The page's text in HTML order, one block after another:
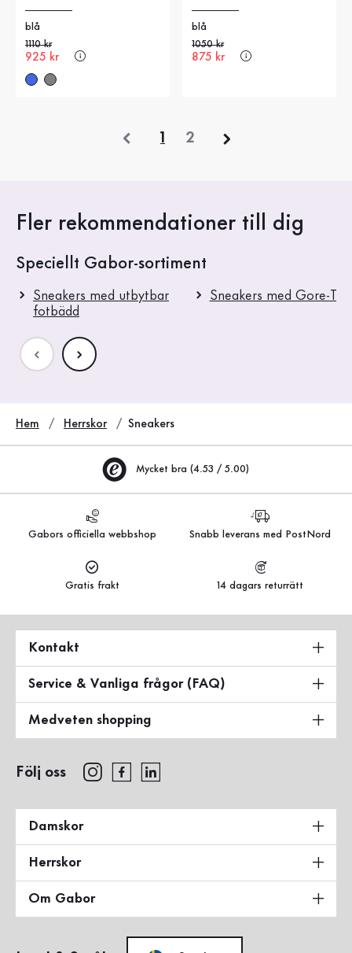
blå
Gammalt pris
1110 kr
Nytt pris
925 kr
blå
Gammalt pris
1050 kr
Nytt pris
875 kr
1 2
Fler rekommendationer till dig
Speciellt Gabor-sortiment
Sneakers med utbytbar
fotbädd
Sneakers med Gore-Tex
Hem Herrskor Sneakers
Mycket bra (4.53 / 5.00)
Gabors officiella webbshop Snabb leverans med PostNord
Gratis frakt 14 dagars returrätt
Kontakt
Service & Vanliga frågor (FAQ)
Medveten shopping
Följ oss
Damskor
Herrskor
Om Gabor